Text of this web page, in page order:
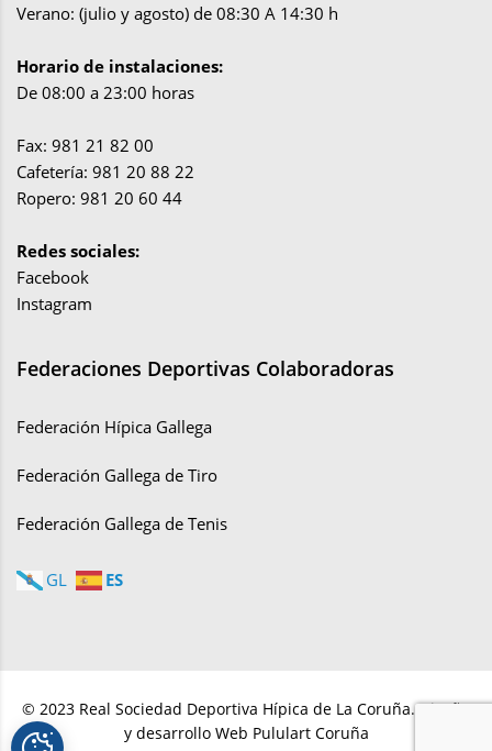
Verano: (julio y agosto) de 08:30 A 14:30 h
Horario de instalaciones:
De 08:00 a 23:00 horas
Fax: 981 21 82 00
Cafetería: 981 20 88 22
Ropero: 981 20 60 44
Redes sociales:
Facebook
Instagram
Federaciones Deportivas Colaboradoras
Federación Hípica Gallega
Federación Gallega de Tiro
Federación Gallega de Tenis
GL ES
© 2023 Real Sociedad Deportiva Hípica de La Coruña. Diseño
y desarrollo Web Pululart Coruña